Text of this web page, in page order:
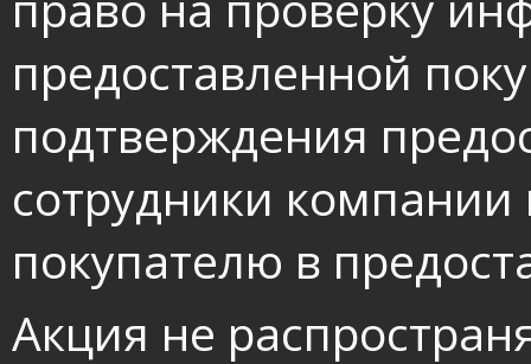
предоставленной
подтверждения
сотрудники компании
покупателю в
Акция не